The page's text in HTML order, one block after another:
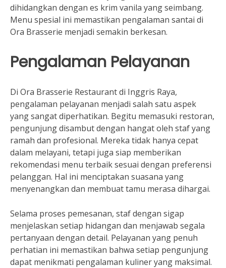
dihidangkan dengan es krim vanila yang seimbang.
Menu spesial ini memastikan pengalaman santai di
Ora Brasserie menjadi semakin berkesan.
Pengalaman Pelayanan
Di Ora Brasserie Restaurant di Inggris Raya,
pengalaman pelayanan menjadi salah satu aspek
yang sangat diperhatikan. Begitu memasuki restoran,
pengunjung disambut dengan hangat oleh staf yang
ramah dan profesional. Mereka tidak hanya cepat
dalam melayani, tetapi juga siap memberikan
rekomendasi menu terbaik sesuai dengan preferensi
pelanggan. Hal ini menciptakan suasana yang
menyenangkan dan membuat tamu merasa dihargai.
Selama proses pemesanan, staf dengan sigap
menjelaskan setiap hidangan dan menjawab segala
pertanyaan dengan detail. Pelayanan yang penuh
perhatian ini memastikan bahwa setiap pengunjung
dapat menikmati pengalaman kuliner yang maksimal.